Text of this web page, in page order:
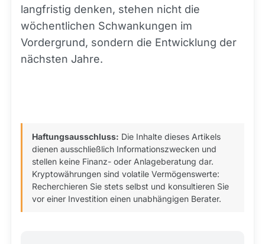
langfristig denken, stehen nicht die
wöchentlichen Schwankungen im
Vordergrund, sondern die Entwicklung der
nächsten Jahre.
Haftungsausschluss: Die Inhalte dieses Artikels
dienen ausschließlich Informationszwecken und
stellen keine Finanz- oder Anlageberatung dar.
Kryptowährungen sind volatile Vermögenswerte:
Recherchieren Sie stets selbst und konsultieren Sie
vor einer Investition einen unabhängigen Berater.